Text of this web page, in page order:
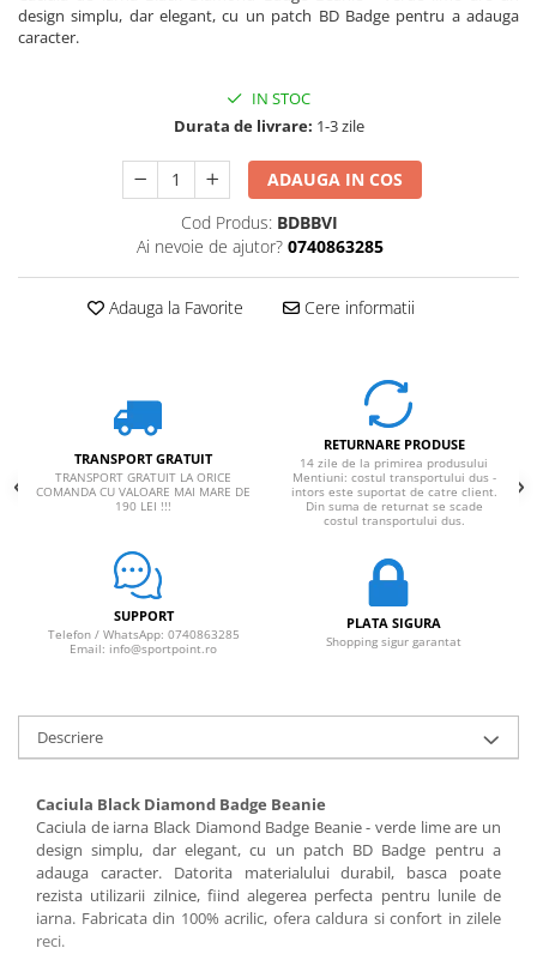
design simplu, dar elegant, cu un patch BD Badge pentru a adauga
caracter.
IN STOC
Durata de livrare: 1-3 zile
ADAUGA IN COS
Cod Produs: BDBBVI
Ai nevoie de ajutor? 0740863285
Adauga la Favorite Cere informatii
TRANSPORT GRATUIT
TRANSPORT GRATUIT LA ORICE
COMANDA CU VALOARE MAI MARE DE
190 LEI !!!
RETURNARE PRODUSE
14 zile de la primirea produsului
Mentiuni: costul transportului dus -
intors este suportat de catre client.
Din suma de returnat se scade
costul transportului dus.
SUPPORT
Telefon / WhatsApp: 0740863285
Email: info@sportpoint.ro
PLATA SIGURA
Shopping sigur garantat
Descriere
Caciula Black Diamond Badge Beanie
Caciula de iarna Black Diamond Badge Beanie - verde lime are un
design simplu, dar elegant, cu un patch BD Badge pentru a
adauga caracter. Datorita materialului durabil, basca poate
rezista utilizarii zilnice, fiind alegerea perfecta pentru lunile de
iarna. Fabricata din 100% acrilic, ofera caldura si confort in zilele
reci.